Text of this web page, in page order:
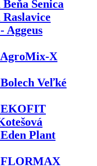
Senica
Aggeus
X
Veľké
EKOFIT
Plant
FLORMAX